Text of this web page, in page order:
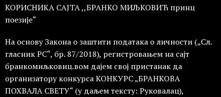
КОРИСНИКА САЈТА ,,БРАНКО МИЉКОВИЋ принц
поезије“
На основу Закона о заштити података о личности („Сл.
гласник РС“, бр. 87/2018), регистровањем на сајт
бранкомиљковиц.вом дајем свој пристанак да
организатору конкурса КОНКУРС „БРАНКОВА
ПОХВАЛА СВЕТУ“ (у даљем тексту: Руковалац),